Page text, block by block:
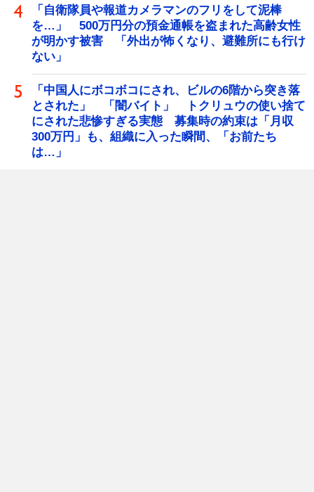
「自衛隊員や報道カメラマンのフリをして泥棒
を…」 500万円分の預金通帳を盗まれた高齢女性
が明かす被害 「外出が怖くなり、避難所にも行け
ない」
「中国人にボコボコにされ、ビルの6階から突き落
とされた」 「闇バイト」 トクリュウの使い捨て
にされた悲惨すぎる実態 募集時の約束は「月収
300万円」も、組織に入った瞬間、「お前たち
は…」